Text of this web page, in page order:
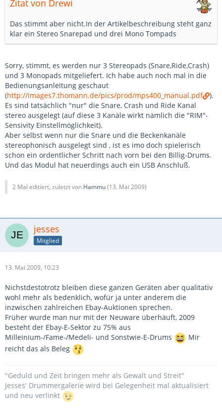
Zitat von Drewi
Das stimmt aber nicht.In der Artikelbeschreibung steht ganz
klar ein Stereo Snarepad und drei Mono Tompads
Sorry, stimmt, es werden nur 3 Stereopads (Snare,Ride,Crash)
und 3 Monopads mitgeliefert. Ich habe auch noch mal in die
Bedienungsanleitung geschaut
(http://images7.thomann.de/pics/prod/mps400_manual.pdf
).
Es sind tatsächlich "nur" die Snare, Crash und Ride Kanal
stereo ausgelegt (auf diese 3 Kanäle wirkt nämlich die "RIM"-
Sensivity Einstellmöglichkeit).
Aber selbst wenn nur die Snare und die Beckenkanäle
stereophonisch ausgelegt sind , ist es imo doch spielerisch
schon ein ordentlicher Schritt nach vorn bei den Billig-Drums.
Und das Modul hat neuerdings auch ein USB Anschluß.
2 Mal editiert, zuletzt von Hammu(13. Mai 2009)
jesses
Mitglied
13. Mai 2009, 10:23
Nichstdestotrotz bleiben diese ganzen Geräten aber qualitativ
wohl mehr als bedenklich, wofür ja unter anderem die
inzwischen zahlreichen Ebay-Auktionen sprechen.
Früher wurde man nur mit der Neuware überhäuft, 2009
besteht der Ebay-E-Sektor zu 75% aus
Milleinium-/Fame-/Medeli- und Sonstwie-E-Drums
Mir
reicht das als Beleg
"Geduld und Zeit bringen mehr als Gewalt und Streit"
Jesses' Drummergalerie wird bei Gelegenheit mal aktualisiert
und neu verlinkt